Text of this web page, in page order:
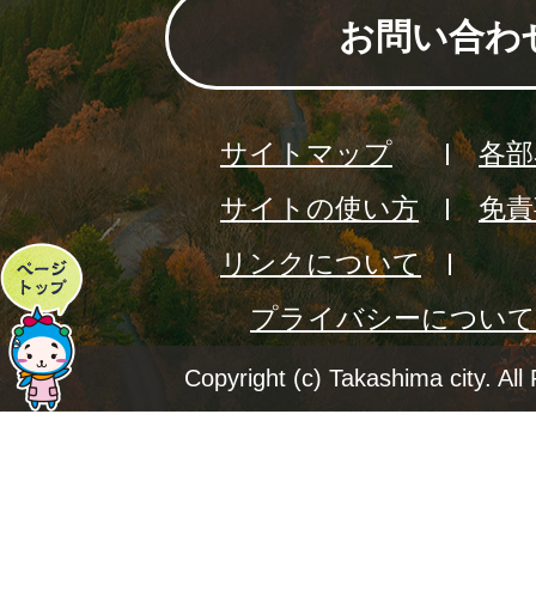
ペ
ー
ジ
お問い合わ
サイトマップ
各
サイトの使い方
免
リンクについて
プライバシーについて
Copyright (c) Takashima city. All